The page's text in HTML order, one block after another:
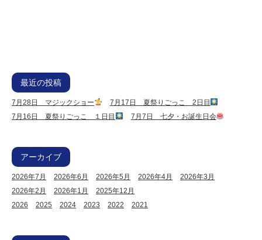
ら
り
最近の投稿
7月28日 マジックショー
7月17日 夏祭りごっこ 2日目
7月16日 夏祭りごっこ １日目
7月7日 七夕・お誕生日会
アーカイブ
2026年7月 2026年6月 2026年5月 2026年4月
2026年3月
2026年2月
2026年1月
2025年12月
2026
2025 2024 2023 2022 2021